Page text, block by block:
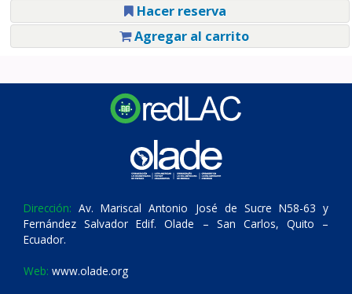
Hacer reserva
Agregar al carrito
Dirección: Av. Mariscal Antonio José de Sucre N58-63 y
Fernández Salvador Edif. Olade – San Carlos, Quito –
Ecuador.
Web: www.olade.org